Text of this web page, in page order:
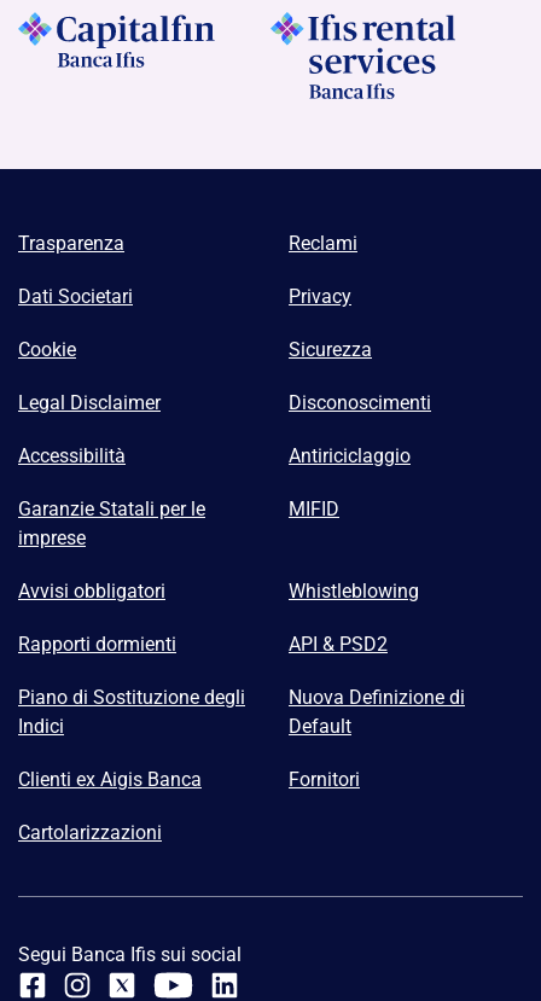
Trasparenza Reclami
Dati Societari Privacy
Cookie Sicurezza
Legal Disclaimer Disconoscimenti
Accessibilità Antiriciclaggio
Garanzie Statali per le
imprese
MIFID
Avvisi obbligatori Whistleblowing
Rapporti dormienti API & PSD2
Piano di Sostituzione degli
Indici
Nuova Definizione di
Default
Clienti ex Aigis Banca Fornitori
Cartolarizzazioni
Segui Banca Ifis sui social